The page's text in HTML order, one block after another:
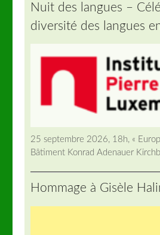
Nuit des langues –
diversité des langues
25 septembre 2026, 18h, «
Bâtiment Konrad Adenauer
Hommage à Gisèle